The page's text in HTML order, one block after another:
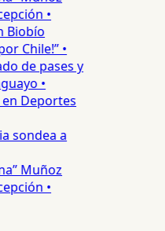
•
Biobío
Chile!” •
de pases y
•
Deportes
sondea a
Muñoz
•